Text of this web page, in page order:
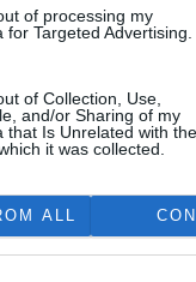
of processing my
for Targeted Advertising.
of Collection, Use,
and/or Sharing of my
that Is Unrelated with the
it was collected.
ALL
méně. Každý týden se
srážek odpaří
s výlovy některých
na rekordním
(ČTK
Turistický